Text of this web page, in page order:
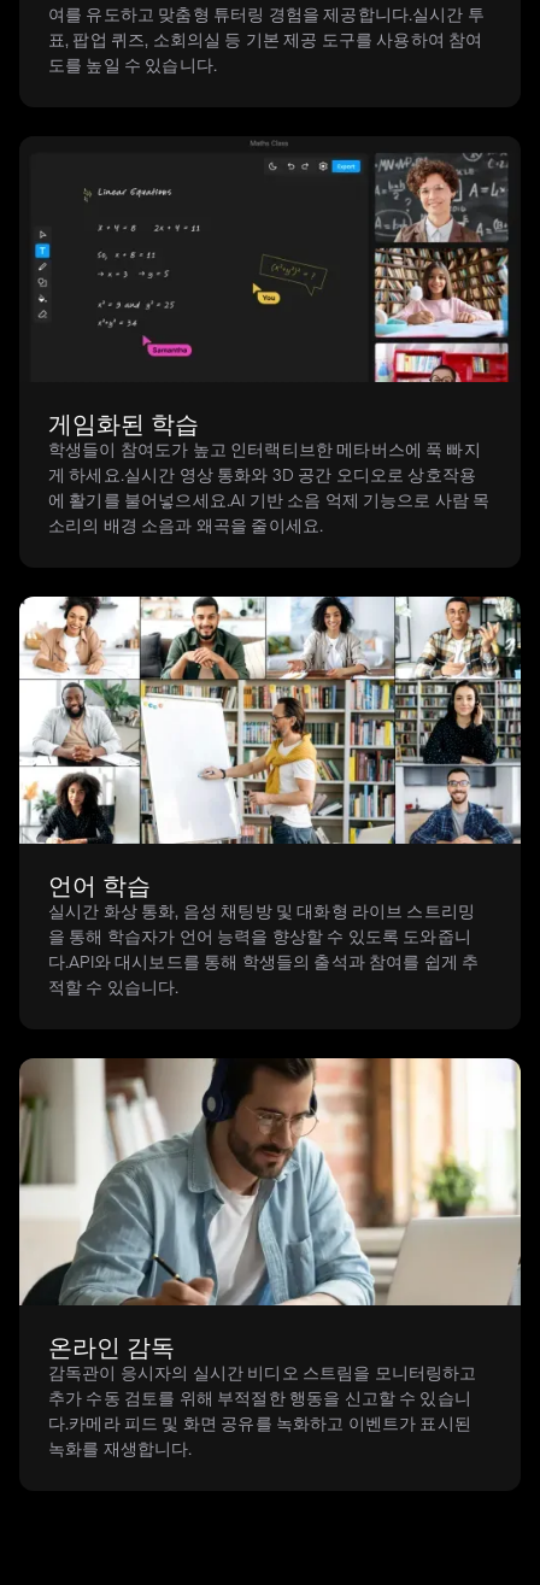
여를 유도하고 맞춤형 튜터링 경험을 제공합니다.실시간 투
표, 팝업 퀴즈, 소회의실 등 기본 제공 도구를 사용하여 참여
도를 높일 수 있습니다.
게임화된 학습
학생들이 참여도가 높고 인터랙티브한 메타버스에 푹 빠지
게 하세요.실시간 영상 통화와 3D 공간 오디오로 상호작용
에 활기를 불어넣으세요.AI 기반 소음 억제 기능으로 사람 목
소리의 배경 소음과 왜곡을 줄이세요.
언어 학습
실시간 화상 통화, 음성 채팅방 및 대화형 라이브 스트리밍
을 통해 학습자가 언어 능력을 향상할 수 있도록 도와줍니
다.API와 대시보드를 통해 학생들의 출석과 참여를 쉽게 추
적할 수 있습니다.
온라인 감독
감독관이 응시자의 실시간 비디오 스트림을 모니터링하고
추가 수동 검토를 위해 부적절한 행동을 신고할 수 있습니
다.카메라 피드 및 화면 공유를 녹화하고 이벤트가 표시된
녹화를 재생합니다.